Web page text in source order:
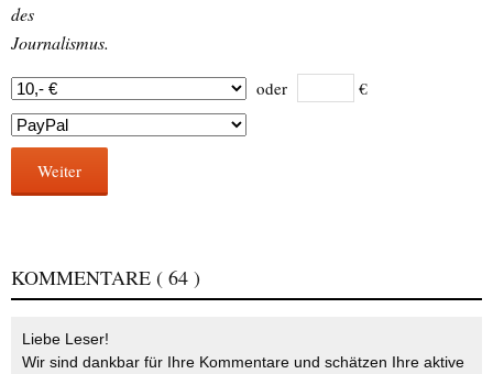
des
Journalismus.
oder €
Weiter
KOMMENTARE ( 64 )
Liebe Leser!
Wir sind dankbar für Ihre Kommentare und schätzen Ihre aktive